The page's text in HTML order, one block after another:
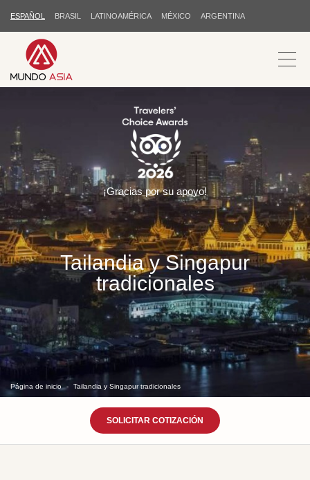
ESPAÑOL BRASIL LATINOAMÉRICA MÉXICO ARGENTINA
Tailandia y Singapur
tradicionales
Página de inicio Tailandia y Singapur tradicionales
¡Gracias por su apoyo!
SOLICITAR COTIZACIÓN